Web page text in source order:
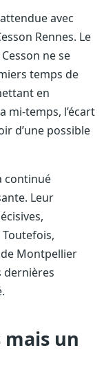
avec
Rennes. Le
ne se
temps de
en
mi-temps, l’écart
d’une possible
continué
Leur
Montpellier
dernières
mais un